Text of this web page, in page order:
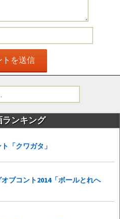
ランキング
「クワガタ」
ブコント2014「ボールとれへ